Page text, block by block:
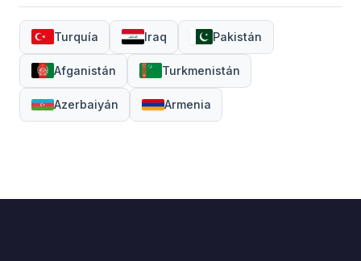
Turquía Iraq Pakistán
Afganistán Turkmenistán
Azerbaiyán Armenia